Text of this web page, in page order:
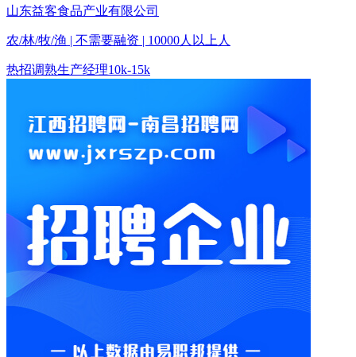
山东益客食品产业有限公司
农/林/牧/渔 | 不需要融资 | 10000人以上人
热招调熟生产经理10k-15k